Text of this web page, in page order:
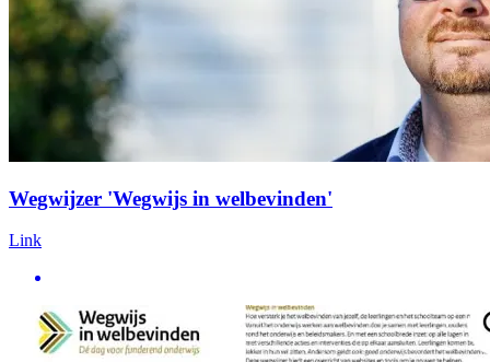
Wegwijzer 'Wegwijs in welbevinden'
Link